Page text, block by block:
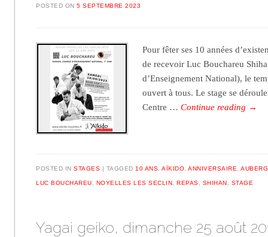
POSTED ON5 SEPTEMBRE 2023
Pour fêter ses 10 années
de recevoir Luc Bouchareu
d’Enseignement National), le
ouvert à tous. Le stage se
Centre …Continue reading →
POSTED INSTAGES TAGGED 10 ANS ,AÏKIDO ,ANNIVERSAIRE ,
LUC BOUCHAREU NOYELLES LES SECLIN ,REPAS SHIHAN STAGE
Yagai geiko, dimanche 25 août